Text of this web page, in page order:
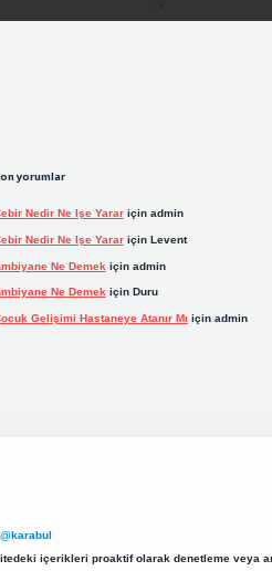
yorumlar
Nedir Ne Işe Yarariçin admin
Nedir Ne Işe Yarariçin Levent
Ne Demek için admin
Ne Demek için Duru
Gelişimi Hastaneye Atanır Mı için admin
içerikleri proaktif olarak denetleme veya